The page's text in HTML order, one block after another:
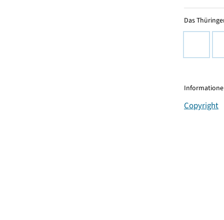
Das
Copyright